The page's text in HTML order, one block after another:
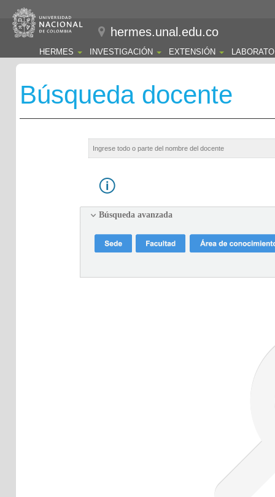
hermes.unal.edu.co
HERMES INVESTIGACIÓN EXTENSIÓN
Búsqueda docente
Búsqueda avanzada